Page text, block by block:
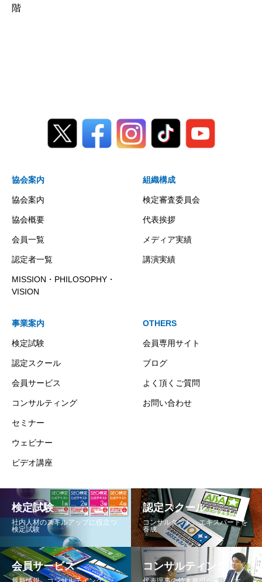
階
協会案内
協会案内
協会概要
会員一覧
認定者一覧
MISSION・PHILOSOPHY・
VISION
組織構成
検定審査委員会
代表挨拶
メディア実績
講演実績
事業案内
検定試験
認定スクール
会員サービス
コンサルティング
セミナー
ウェビナー
ビデオ講座
OTHERS
会員専用サイト
ブログ
よく頂くご質問
お問い合わせ
検定試験
社内人材のスキルアップに役立つ
検定試験
認定スクール
コンサルタント、エキスパートを
養成
会員サービス コンサルティング